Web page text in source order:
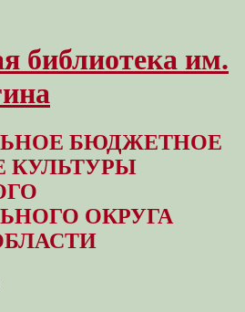
библиотека им.
БЮДЖЕТНОЕ
КУЛЬТУРЫ
ОКРУГА